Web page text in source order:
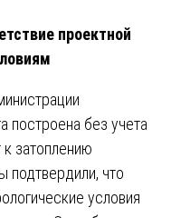
проектной
построена без учета
затоплению
подтвердили, что
условия